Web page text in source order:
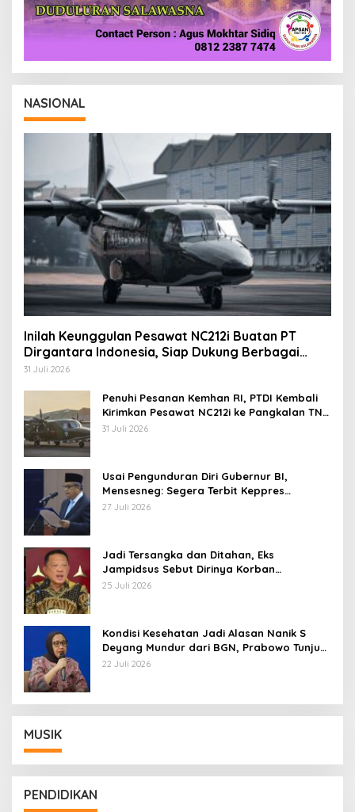
NASIONAL
Inilah Keunggulan Pesawat NC212i Buatan PT
Dirgantara Indonesia, Siap Dukung Berbagai
Operasi TNI
31 Juli 2026
Penuhi Pesanan Kemhan RI, PTDI Kembali
Kirimkan Pesawat NC212i ke Pangkalan TNI
AU
31 Juli 2026
Usai Pengunduran Diri Gubernur BI,
Mensesneg: Segera Terbit Keppres
Pemberhentian dengan Hormat
27 Juli 2026
Jadi Tersangka dan Ditahan, Eks
Jampidsus Sebut Dirinya Korban
Kriminalisasi
25 Juli 2026
Kondisi Kesehatan Jadi Alasan Nanik S
Deyang Mundur dari BGN, Prabowo Tunjuk
Wamentan Sudaryono
22 Juli 2026
MUSIK
PENDIDIKAN